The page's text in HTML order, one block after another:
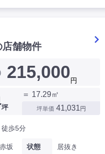
舗物件
215,000円
坪
＝ 17.29㎡
坪単価 41,031 円
歩5分
坂 状態 居抜き